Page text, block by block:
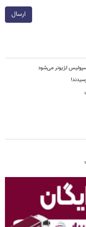
ارسال
لژیونر می‌شود